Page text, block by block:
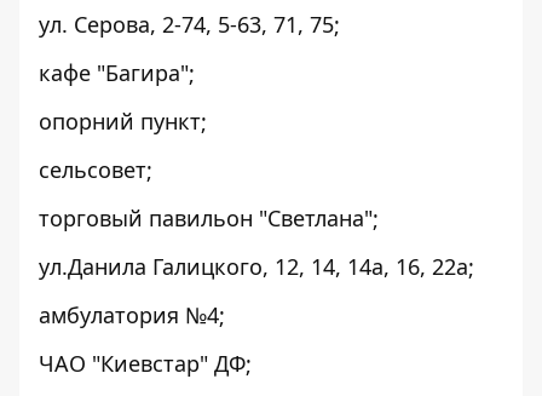
ул. Серова, 2-74, 5-63, 71, 75;
кафе "Багира";
опорний пункт;
сельсовет;
торговый павильон "Светлана";
ул.Данила Галицкого, 12, 14, 14а, 16, 22а;
амбулатория №4;
ЧАО "Киевстар" ДФ;